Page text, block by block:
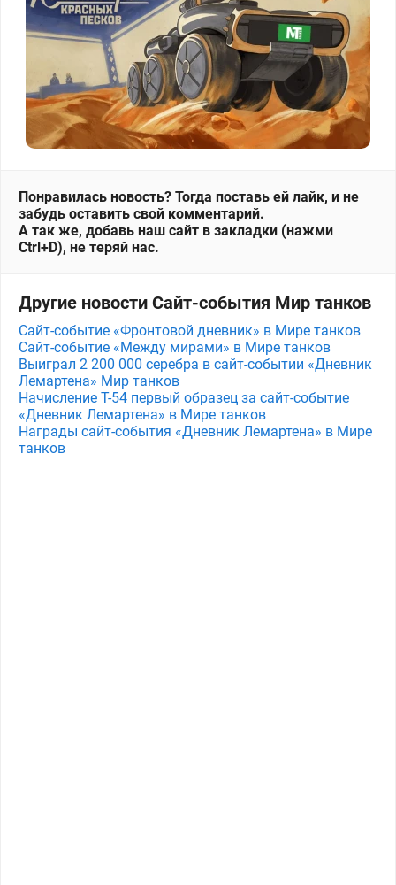
Понравилась новость? Тогда поставь ей лайк, и не
забудь оставить свой комментарий.
А так же, добавь наш сайт в закладки (нажми
Ctrl+D), не теряй нас.
Другие новости Сайт-события Мир танков
Сайт-событие «Фронтовой дневник» в Мире танков
Сайт-событие «Между мирами» в Мире танков
Выиграл 2 200 000 серебра в сайт-событии «Дневник
Лемартена» Мир танков
Начисление Т-54 первый образец за сайт-событие
«Дневник Лемартена» в Мире танков
Награды сайт-события «Дневник Лемартена» в Мире
танков